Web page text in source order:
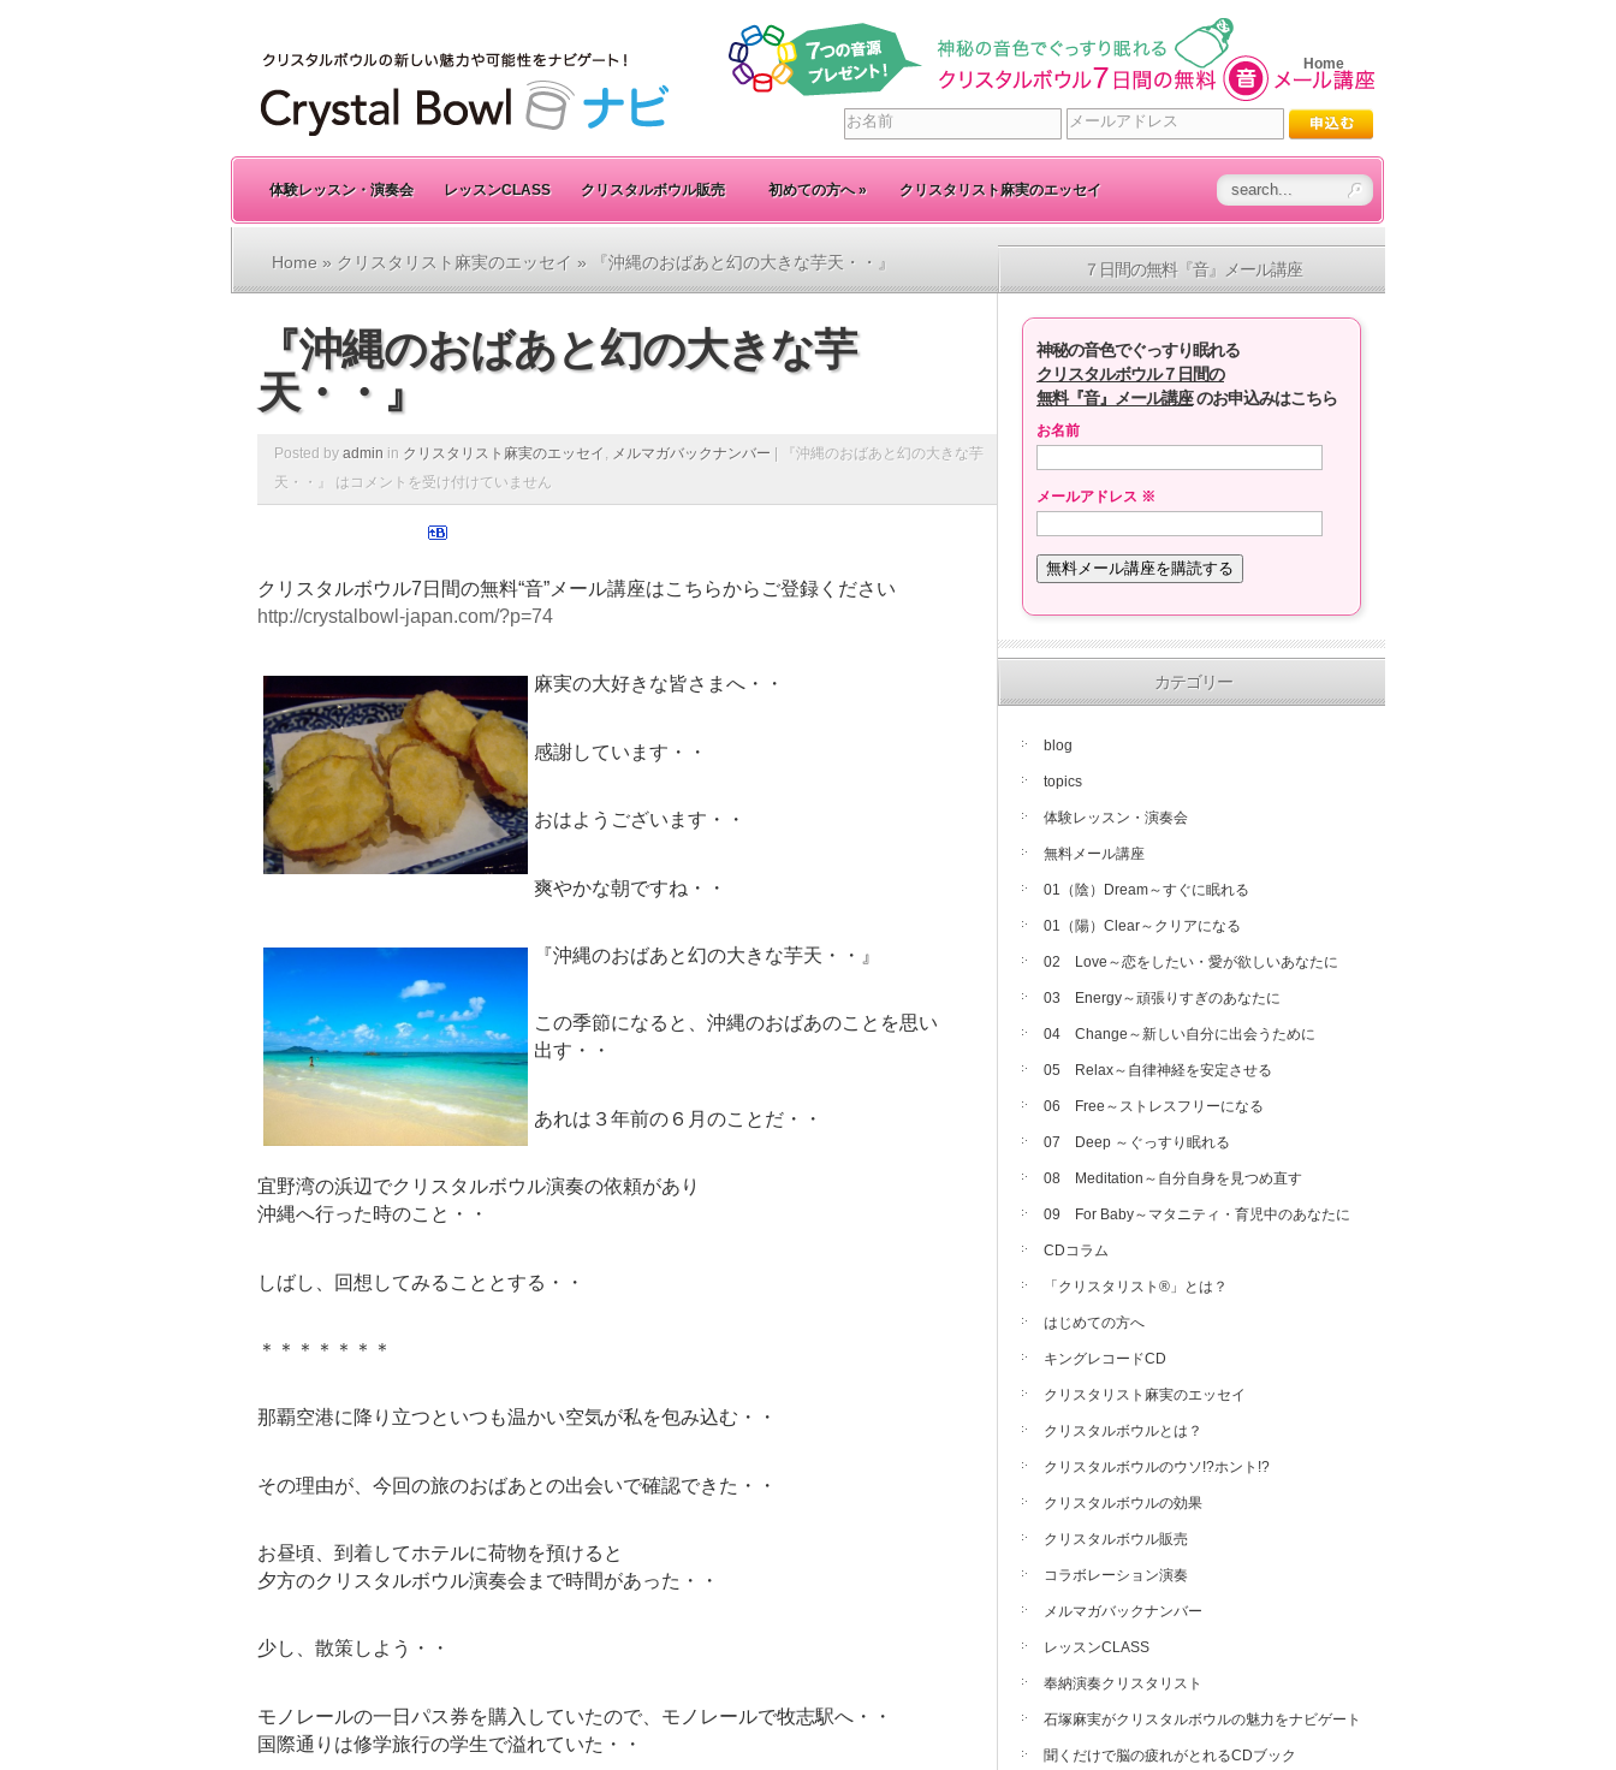
Home
体験レッスン・演奏会 レッスンCLASS クリスタルボウル販売 初めての方へ» クリスタリスト麻実のエッセイ
Home » クリスタリスト麻実のエッセイ » 『沖縄のおばあと幻の大きな芋天・・』
『沖縄のおばあと幻の大きな芋
天・・』
Posted by admin in クリスタリスト麻実のエッセイ , メルマガバックナンバー
『沖縄のおばあと幻の大きな芋
天・・』 は コメントを受け付けていません
クリスタルボウル7日間の無料“音”メール講座はこちらからご登録ください
http://crystalbowl-japan.com/?p=74
麻実の大好きな皆さまへ・・
感謝しています・・
おはようございます・・
爽やかな朝ですね・・
『沖縄のおばあと幻の大きな芋天・・』
この季節になると、沖縄のおばあのことを思い
出す・・
あれは３年前の６月のことだ・・
宜野湾の浜辺でクリスタルボウル演奏の依頼があり
沖縄へ行った時のこと・・
しばし、回想してみることとする・・
＊＊＊＊＊＊＊
那覇空港に降り立つといつも温かい空気が私を包み込む・・
その理由が、今回の旅のおばあとの出会いで確認できた・・
お昼頃、到着してホテルに荷物を預けると
夕方のクリスタルボウル演奏会まで時間があった・・
少し、散策しよう・・
モノレールの一日パス券を購入していたので、モノレールで牧志駅へ・・
国際通りは修学旅行の学生で溢れていた・・
７日間の無料『音』メール講座
神秘の音色でぐっすり眠れる
クリスタルボウル７日間の
無料『音』メール講座のお申込みはこちら
お名前
メールアドレス ※
カテゴリー
blog
topics
体験レッスン・演奏会
無料メール講座
01（陰）Dream～すぐに眠れる
01（陽）Clear～クリアになる
02 Love～恋をしたい・愛が欲しいあなたに
03 Energy～頑張りすぎのあなたに
04 Change～新しい自分に出会うために
05 Relax～自律神経を安定させる
06 Free～ストレスフリーになる
07 Deep ～ぐっすり眠れる
08 Meditation～自分自身を見つめ直す
09 For Baby～マタニティ・育児中のあなたに
CDコラム
「クリスタリスト®」とは？
はじめての方へ
キングレコードCD
クリスタリスト麻実のエッセイ
クリスタルボウルとは？
クリスタルボウルのウソ!?ホント!?
クリスタルボウルの効果
クリスタルボウル販売
コラボレーション演奏
メルマガバックナンバー
レッスンCLASS
奉納演奏クリスタリスト
石塚麻実がクリスタルボウルの魅力をナビゲート
聞くだけで脳の疲れがとれるCDブック